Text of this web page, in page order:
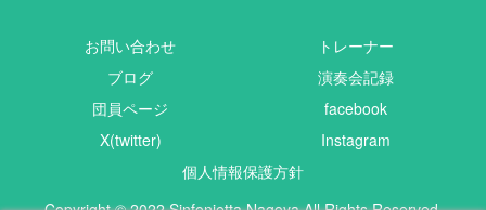
お問い合わせ
トレーナー
ブログ
演奏会記録
団員ページ
facebook
X(twitter)
Instagram
個人情報保護方針